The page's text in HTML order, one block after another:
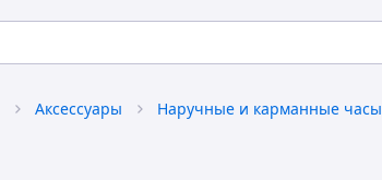
Аксессуары Наручные и карманные часы